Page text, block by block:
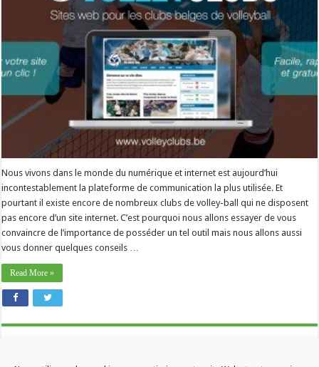
Nous vivons dans le monde du numérique et internet est aujourd’hui
incontestablement la plateforme de communication la plus utilisée. Et
pourtant il existe encore de nombreux clubs de volley-ball qui ne disposent
pas encore d’un site internet. C’est pourquoi nous allons essayer de vous
convaincre de l’importance de posséder un tel outil mais nous allons aussi
vous donner quelques conseils …
Read More »